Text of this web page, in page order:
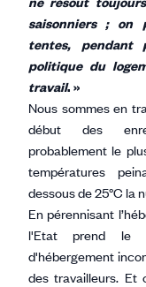
saisonniers ; on
tentes, pendant
politique du
travail. »
Nous sommes en
début des
probablement le
températures
dessous de 25°C la
En pérennisant
l'Etat prend le
d'hébergement
des travailleurs. Et